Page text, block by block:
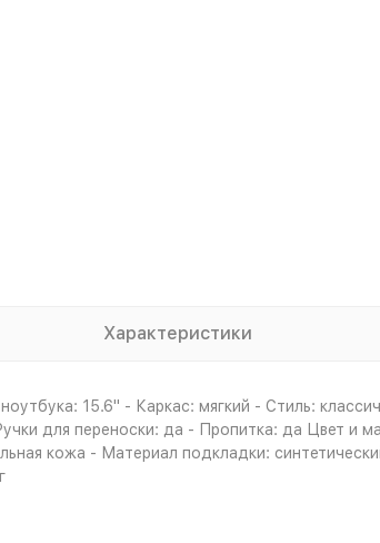
Характеристики
15.6" - Каркас: мягкий - Стиль:
для переноски: да - Пропитка: да Цвет и
кожа - Материал подкладки: